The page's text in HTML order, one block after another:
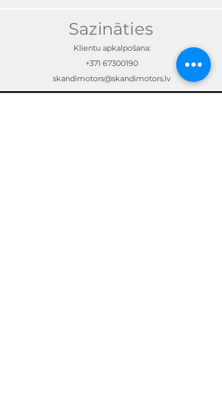
Sazināties
Klientu apkalpošana:
+371 67300190
skandimotors@skandimotors.lv